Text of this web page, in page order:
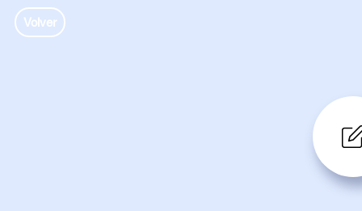
Volver